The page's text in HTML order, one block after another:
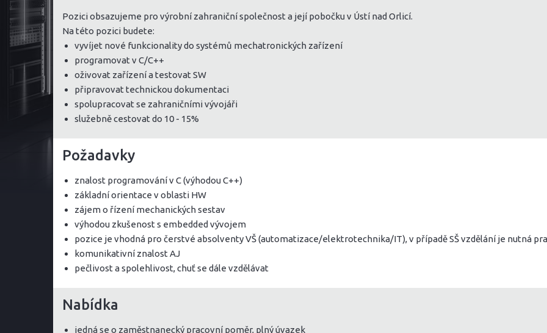
Pozici obsazujeme pro výrobní zahraniční společnost a její pobočku v Ústí nad Orlicí.
Na této pozici budete:
vyvíjet nové funkcionality do systémů mechatronických zařízení
programovat v C/C++
oživovat zařízení a testovat SW
připravovat technickou dokumentaci
spolupracovat se zahraničními vývojáři
služebně cestovat do 10 - 15%
Požadavky
znalost programování v C (výhodou C++)
základní orientace v oblasti HW
zájem o řízení mechanických sestav
výhodou zkušenost s embedded vývojem
pozice je vhodná pro čerstvé absolventy VŠ (automatizace/elektrotechnika/IT), v případě SŠ vzdělání je nutná
komunikativní znalost AJ
pečlivost a spolehlivost, chuť se dále vzdělávat
Nabídka
jedná se o zaměstnanecký pracovní poměr, plný úvazek